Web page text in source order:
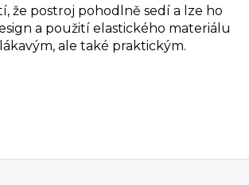
že postroj pohodlně sedí a lze ho
a použití elastického materiálu
ale také praktickým.